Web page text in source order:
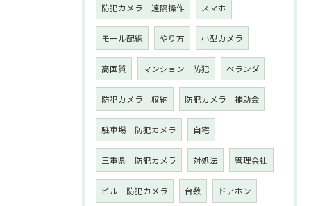
防犯カメラ 遠隔操作 スマホ
モール配線 やり方 小型カメラ
高画質 マンション 防犯 ベランダ
防犯カメラ 収納 防犯カメラ 補助金
駐車場 防犯カメラ 自宅
三重県 防犯カメラ 対処法 管理会社
ビル 防犯カメラ 台数 ドアホン